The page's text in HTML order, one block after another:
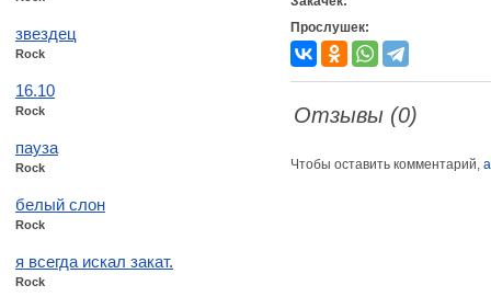
звездец
Rock
16.10
Rock
пауза
Rock
белый слон
Rock
я всегда искал закат.
Rock
Прослушек:
Отзывы (0)
Чтобы оставить комментарий,